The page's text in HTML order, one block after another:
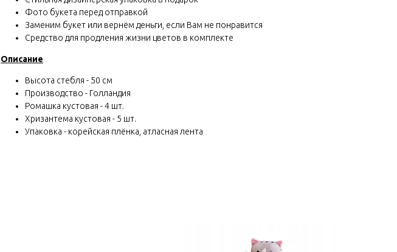
Фото букета перед отправкой
Заменим букет или вернём деньги, если Вам не понравится
Средство для продления жизни цветов в комплекте
Описание
Высота стебля - 50 см
Производство - Голландия
Ромашка кустовая - 4 шт.
Хризантема кустовая - 5 шт.
Упаковка - корейская плёнка, атласная лента